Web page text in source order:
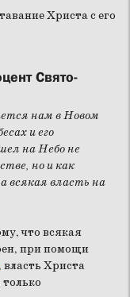
Христа с его
Свято-
нам в Новом
и его
на Небо не
но и как
всякая власть на
что всякая
при помощи
, власть Христа